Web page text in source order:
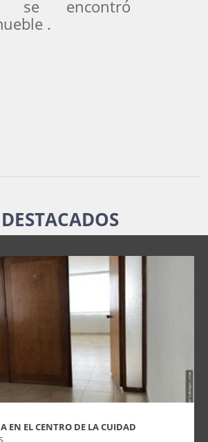
se encontró
.
DESTACADOS
EN EL CENTRO DE LA CUIDAD